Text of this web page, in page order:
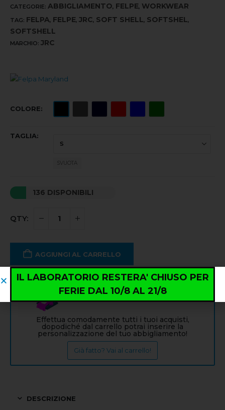
CATEGORIE: ABBIGLIAMENTO, FELPE, WORKWEAR
TAG: FELPA, FELPE, JRC, SOFT SHELL, SOFTSHEL,
SOFTSHELL
MARCHIO: JRC
COLORE
TAGLIA
SVUOTA
136 DISPONIBILI
AGGIUNGI AL CARRELLO
Info: PERSONALIZZAZIONE
Effettua comodamente tutti i tuoi acquisti,
dopodiché dal carrello potrai inserire la
personalizzazione del tuo abbigliamento!
Già fatto? Vai al carrello!
DESCRIZIONE
IL LABORATORIO RESTERA' CHIUSO PER
FERIE DAL 10/8 AL 21/8